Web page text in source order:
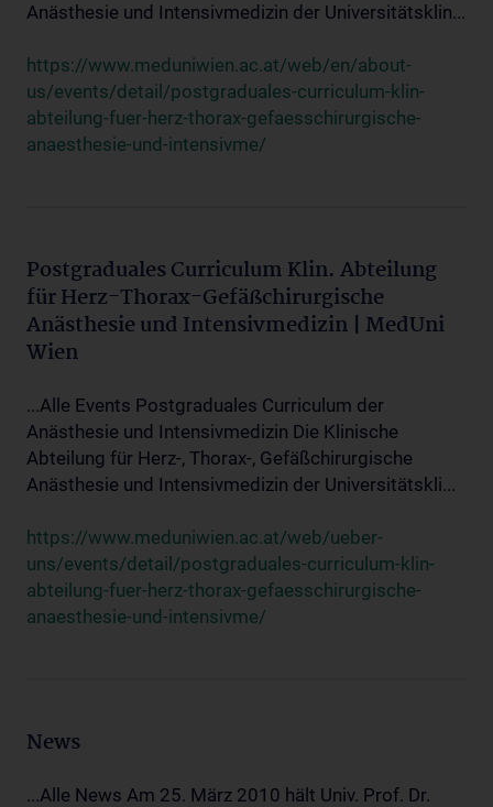
Anästhesie und Intensivmedizin der Universitätsklin...
https://www.meduniwien.ac.at/web/en/about-
us/events/detail/postgraduales-curriculum-klin-
abteilung-fuer-herz-thorax-gefaesschirurgische-
anaesthesie-und-intensivme/
Postgraduales Curriculum Klin. Abteilung
für Herz-Thorax-Gefäßchirurgische
Anästhesie und Intensivmedizin | MedUni
Wien
...Alle Events Postgraduales Curriculum der
Anästhesie und Intensivmedizin Die Klinische
Abteilung für Herz-, Thorax-, Gefäßchirurgische
Anästhesie und Intensivmedizin der Universitätskli...
https://www.meduniwien.ac.at/web/ueber-
uns/events/detail/postgraduales-curriculum-klin-
abteilung-fuer-herz-thorax-gefaesschirurgische-
anaesthesie-und-intensivme/
News
...Alle News Am 25. März 2010 hält Univ. Prof. Dr.